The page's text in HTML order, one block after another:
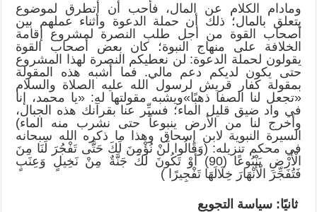
ومادام الكلام عن المال، فأحب أن أتطرق لموضوع
يتعلق بالمال؛ ذلك أن حملة الدعوة وأثناء عملهم بين
أصحاب القوة من أجل طلب النصرة لمشروع إقامة
الخلافة على منهاج النبوة؛ كان بعض أصحاب القوة
يقولون لحملة الدعوة: لن نعطيكم النصرة لهذا المشروع
حتى يكون لديكم دعم مالي. فما أشبه هذه المقولة
بمقولة كفار قريش لرسول الله عليه الصلاة والسلام
«تجعل لنا الصفا ذهبًا»ويشبه مقولتها له: «يا محمد، إنا
في واد ضيق قليل الماء؛ فسيِّر عنا بقرآنك هذه الجبال،
وأخرج لنا من الأرض ينبوعاً حتى نشرب منه الماء)
السيرة النبوية لابن إسحاق وهذا ما ذكره الله سبحانه
في محكم تنزيله: (وَقَالُوا لَنْ نُؤْمِنَ لَكَ حَتَّى تَفْجُرَ لَنَا مِنَ
الْأَرْضِ يَنْبُوعًا (90) أَوْ تَكُونَ لَكَ جَنَّةٌ مِنْ نَخِيلٍ وَعِنَبٍ
فَتُفَجِّرَ الْأَنْهَارَ خِلَالَهَا تَفْجِيرًا )
ثانيًا: سياسة التجويع